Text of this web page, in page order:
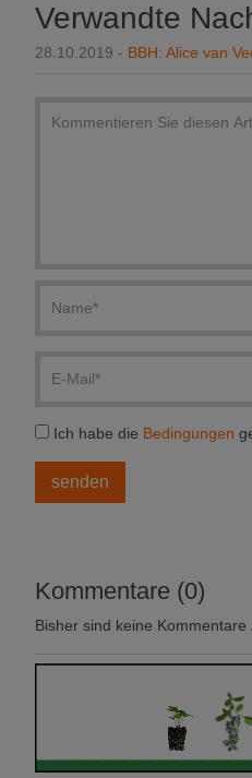
Verwandte
28.10.2019 - BBH: Alice van
Ich habe die Bedingungen
Kommentare (0)
Bisher sind keine Kommentare